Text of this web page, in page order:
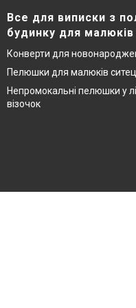
Все для виписки з
будинку для малюків
Конверти для
Пелюшки для малюків
Непромокальні пелюшки у
візочок